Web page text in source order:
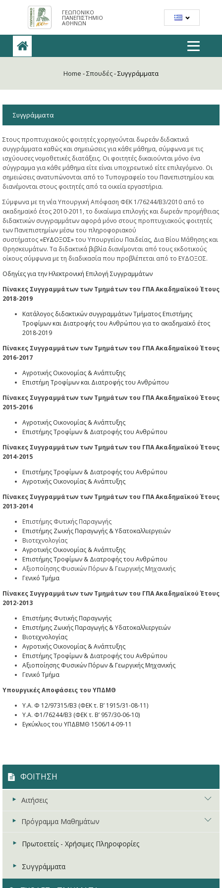
ΓΕΩΠΟΝΙΚΟ
ΠΑΝΕΠΙΣΤΗΜΙΟ
ΑΘΗΝΩΝ
Home -Σπουδές-Συγγράμματα
Συγγράμματα
Στους προπτυχιακούς φοιτητές χορηγούνται δωρεάν διδακτικά
συγγράμματα καθώς και σημειώσεις για κάθε μάθημα, σύμφωνα με τις
ισχύουσες νομοθετικές διατάξεις. Οι φοιτητές δικαιούνται μόνο ένα
σύγγραμμα για κάθε μάθημα είτε είναι υποχρεωτικό είτε επιλεγόμενο. Οι
σημειώσεις ανατυπώνονται από το Τυπογραφείο του Πανεπιστημίου και
διανέμονται στους φοιτητές από τα οικεία εργαστήρια.
Σύμφωνα με τη νέα Υπουργική Απόφαση ΦΕΚ 1/76244/Β3/2010 από το
ακαδημαϊκό έτος 2010-2011, το δικαίωμα επιλογής και δωρεάν προμήθειας
διδακτικών συγγραμμάτων αφορά μόνο στους προπτυχιακούς φοιτητές
των Πανεπιστημίων μέσω του πληροφοριακού
συστήματος «ΕΥΔΟΞΟΣ»του Υπουργείου Παιδείας, Δια Βίου Μάθησης και
Θρησκευμάτων. Τα διδακτικά βιβλία διανέμονται από τους εκδοτικούς
οίκους σύμφωνα με τη διαδικασία που προβλέπεται από το ΕΥΔΟΞΟΣ.
Οδηγίες για την Ηλεκτρονική Επιλογή Συγγραμμάτων
Πίνακες Συγγραμμάτων των Τμημάτων του ΓΠΑ Ακαδημαϊκού Έτους
2018-2019
Kατάλογος διδακτικών συγγραμμάτων Τμήματος Επιστήμης
Τροφίμων και Διατροφής του Ανθρώπου για το ακαδημαϊκό έτος
2018-2019
Πίνακες Συγγραμμάτων των Τμημάτων του ΓΠΑ Ακαδημαϊκού Έτους
2016-2017
Αγροτικής Οικονομίας & Ανάπτυξης
Επιστήμη Τροφίμων και Διατροφής του Ανθρώπου
Πίνακες Συγγραμμάτων των Τμημάτων του ΓΠΑ Ακαδημαϊκού Έτους
2015-2016
Αγροτικής Οικονομίας & Ανάπτυξης
Επιστήμης Τροφίμων & Διατροφής του Ανθρώπου
Πίνακες Συγγραμμάτων των Τμημάτων του ΓΠΑ Ακαδημαϊκού Έτους
2014-2015
Επιστήμης Τροφίμων & Διατροφής του Ανθρώπου
Αγροτικής Οικονομίας & Ανάπτυξης
Πίνακες Συγγραμμάτων των Τμημάτων του ΓΠΑ Ακαδημαϊκού Έτους
2013-2014
Επιστήμης Φυτικής Παραγωγής
Επιστήμης Ζωικής Παραγωγής & Υδατοκαλλιεργειών
Βιοτεχνολογίας
Αγροτικής Οικονομίας & Ανάπτυξης
Επιστήμης Τροφίμων & Διατροφής του Ανθρώπου
Αξιοποίησης Φυσικών Πόρων & Γεωργικής Μηχανικής
Γενικό Τμήμα
Πίνακες Συγγραμμάτων των Τμημάτων του ΓΠΑ Ακαδημαϊκού Έτους
2012-2013
Επιστήμης Φυτικής Παραγωγής
Επιστήμης Ζωικής Παραγωγής & Υδατοκαλλιεργειών
Βιοτεχνολογίας
Αγροτικής Οικονομίας & Ανάπτυξης
Επιστήμης Τροφίμων & Διατροφής του Ανθρώπου
Αξιοποίησης Φυσικών Πόρων & Γεωργικής Μηχανικής
Γενικό Τμήμα
Υπουργικές Αποφάσεις του ΥΠΔΜΘ
Υ.Α. Φ 12/97315/Β3 (ΦΕΚ τ. Β’ 1915/31-08-11)
Υ.Α. Φ1/76244/Β3 (ΦΕΚ τ. Β’ 957/30-06-10)
Εγκύκλιος του ΥΠΔΒΜΘ 1506/14-09-11
ΦΟΙΤΗΣΗ
Αιτήσεις
Σπουδαστικά Θέματα
Πρακτική Άσκηση
Δωρεάν Σίτιση
Στεγαστικό Επίδομα
Πρόγραμμα Μαθημάτων
Χειμερινό Πρόγραμμα
Εαρινό Πρόγραμμα
Προγράμματα Εξεταστικής
Πρωτοετείς - Χρήσιμες Πληροφορίες
Συγγράμματα